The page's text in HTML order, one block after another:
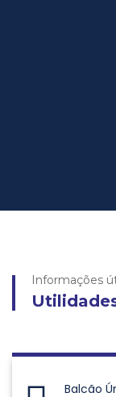
Informações
Balcão